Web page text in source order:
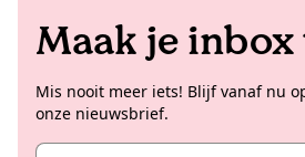
Maak je
Mis nooit meer iets! Blijf vanaf nu
onze nieuwsbrief.